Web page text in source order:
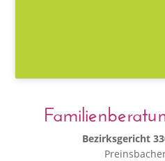
Bezirksgericht